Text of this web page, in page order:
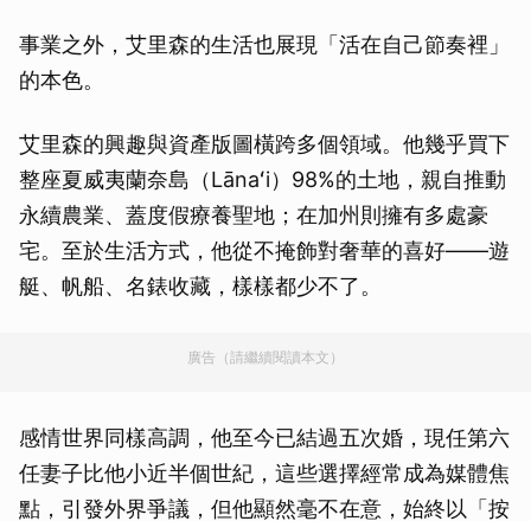
事業之外，艾里森的生活也展現「活在自己節奏裡」
的本色。
艾里森的興趣與資產版圖橫跨多個領域。他幾乎買下
整座夏威夷蘭奈島（Lānaʻi）98%的土地，親自推動
永續農業、蓋度假療養聖地；在加州則擁有多處豪
宅。至於生活方式，他從不掩飾對奢華的喜好——遊
艇、帆船、名錶收藏，樣樣都少不了。
廣告（請繼續閱讀本文）
感情世界同樣高調，他至今已結過五次婚，現任第六
任妻子比他小近半個世紀，這些選擇經常成為媒體焦
點，引發外界爭議，但他顯然毫不在意，始終以「按